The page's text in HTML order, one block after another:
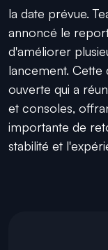
la date prévue.
annoncé le
d'améliorer
lancement. Cette
ouverte qui a
et consoles,
importante de
stabilité et